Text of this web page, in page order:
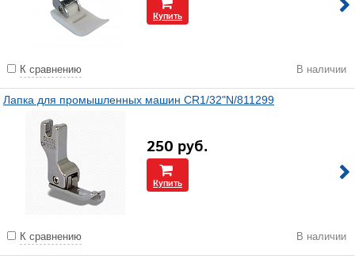
Купить
К сравнению В наличии
Лапка для промышленных машин CR1/32"N/811299
250 руб.
Купить
К сравнению В наличии